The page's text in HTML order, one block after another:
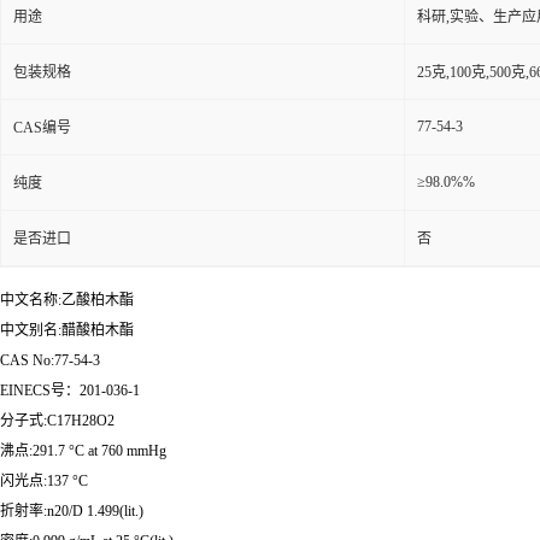
用途 科研,实验、生产应
包装规格 25克,100克,500克
CAS编号 77-54-3
纯度 ≥98.0%%
是否进口 否
中文名称:乙酸柏木酯
中文别名:醋酸柏木酯
CAS No:77-54-3
EINECS号：201-036-1
分子式:C17H28O2
沸点:291.7 °C at 760 mmHg
闪光点:137 °C
折射率:n20/D 1.499(lit.)